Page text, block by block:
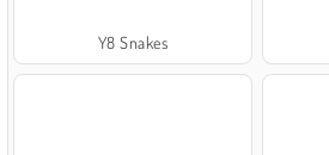
Y8 Snakes